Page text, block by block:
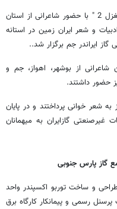
به گزارش خبرگزاری مهر، شب شعر "ترمه و تغزل 2 " با حضور شاعرانی از استان
و شعر ایران زمین در استانه
ایراندر جم برگزار شد..
از بوشهر، اهواز، جم و
حضور داشتند.
شعر خوانی پرداختند و در پایان
گازایران به میهمانان
گاز پارس جنوبی
و ساخت توربو اکسپندر واحد
پرسنل رسمی و پیمانکار کارگاه برق